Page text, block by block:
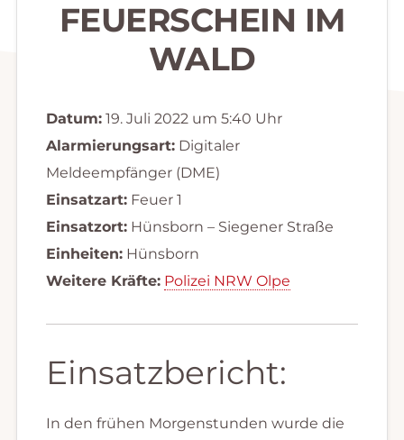
FEUERSCHEIN IM
WALD
Datum:19. Juli 2022 um 5:40 Uhr
Alarmierungsart:Digitaler
Meldeempfänger (DME)
Einsatzart:Feuer 1
Einsatzort:Hünsborn – Siegener Straße
Einheiten:Hünsborn
Weitere Kräfte: Polizei NRW Olpe
Einsatzbericht:
In den frühen Morgenstunden wurde die